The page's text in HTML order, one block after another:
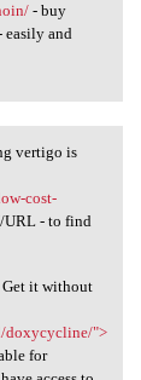
- buy
and
vertigo is
cost-
- to find
Get it without
doxycycline/">
for